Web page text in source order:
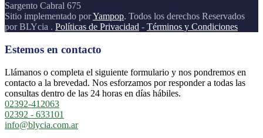
Sargento Cabral 675
Sitio implementado porYampop. Todos los derechos Reservados
por BLYcia . Políticas de Privacidad - Términos y Condiciones
Estemos en contacto
Llámanos o completa el siguiente formulario y nos pondremos en
contacto a la brevedad. Nos esforzamos por responder a todas las
consultas dentro de las 24 horas en días hábiles.
02392-412063
02392 - 633101
info@blycia.com.ar